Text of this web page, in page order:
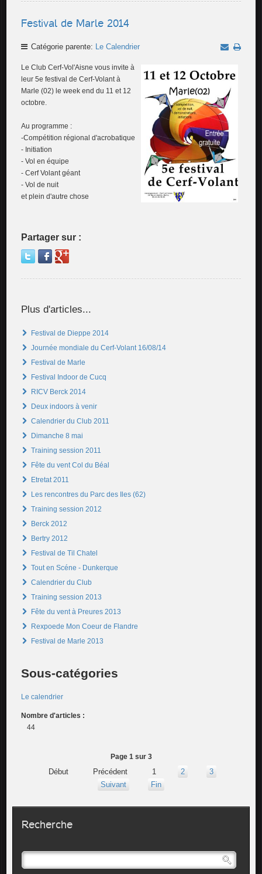
Festival de Marle 2014
Catégorie parente: Le Calendrier
Le Club Cerf-Vol'Aisne vous invite à
leur 5e festival de Cerf-Volant à
Marle (02) le week end du 11 et 12
octobre.
Au programme :
-Compétition régional d'acrobatique
- Initiation
- Vol en équipe
- Cerf Volant géant
- Vol de nuit
et plein d'autre chose
Partager sur :
Plus d'articles...
Festival de Dieppe 2014
Journée mondiale du Cerf-Volant 16/08/14
Festival de Marle
Festival Indoor de Cucq
RICV Berck 2014
Deux indoors à venir
Calendrier du Club 2011
Dimanche 8 mai
Training session 2011
Fête du vent Col du Béal
Etretat 2011
Les rencontres du Parc des Iles (62)
Training session 2012
Berck 2012
Bertry 2012
Festival de Til Chatel
Tout en Scéne - Dunkerque
Calendrier du Club
Training session 2013
Fête du vent à Preures 2013
Rexpoede Mon Coeur de Flandre
Festival de Marle 2013
Sous-catégories
Le calendrier
Nombre d'articles :
44
Page 1 sur 3
Début Précédent 1 2
3
Suivant
Fin
Recherche